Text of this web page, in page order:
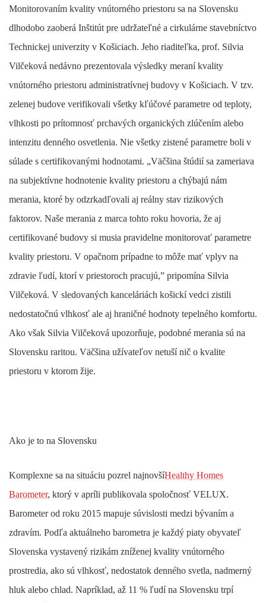
Monitorovaním kvality vnútorného priestoru sa na Slovensku
dlhodobo zaoberá Inštitút pre udržateľné a cirkulárne stavebníctvo
Technickej univerzity v Košiciach. Jeho riaditeľka, prof. Silvia
Vilčeková nedávno prezentovala výsledky meraní kvality
vnútorného priestoru administratívnej budovy v Košiciach. V tzv.
zelenej budove verifikovali všetky kľúčové parametre od teploty,
vlhkosti po prítomnosť prchavých organických zlúčením alebo
intenzitu denného osvetlenia. Nie všetky zistené parametre boli v
súlade s certifikovanými hodnotami. „Väčšina štúdií sa zameriava
na subjektívne hodnotenie kvality priestoru a chýbajú nám
merania, ktoré by odzrkadľovali aj reálny stav rizikových
faktorov. Naše merania z marca tohto roku hovoria, že aj
certifikované budovy si musia pravidelne monitorovať parametre
kvality priestoru. V opačnom prípadne to môže mať vplyv na
zdravie ľudí, ktorí v priestoroch pracujú,” pripomína Silvia
Vilčeková. V sledovaných kanceláriách košickí vedci zistili
nedostatočnú vlhkosť ale aj hraničné hodnoty tepelného komfortu.
Ako však Silvia Vilčeková upozorňuje, podobné merania sú na
Slovensku raritou. Väčšina užívateľov netuší nič o kvalite
priestoru v ktorom žije.
Ako je to na Slovensku
Komplexne sa na situáciu pozrel najnovšíHealthy Homes
Barometer, ktorý v apríli publikovala spoločnosť VELUX.
Barometer od roku 2015 mapuje súvislosti medzi bývaním a
zdravím. Podľa aktuálneho barometra je každý piaty obyvateľ
Slovenska vystavený rizikám zníženej kvality vnútorného
prostredia, ako sú vlhkosť, nedostatok denného svetla, nadmerný
hluk alebo chlad. Napríklad, až 11 % ľudí na Slovensku trpí